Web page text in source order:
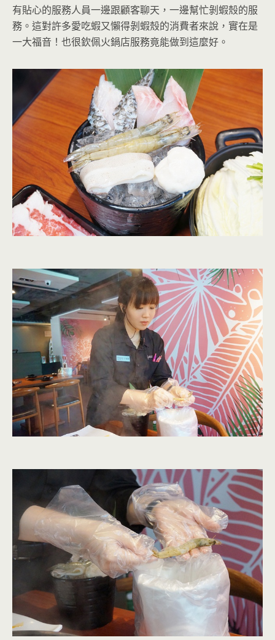
有貼心的服務人員一邊跟顧客聊天，一邊幫忙剝蝦殼的服
務。這對許多愛吃蝦又懶得剝蝦殼的消費者來說，實在是
一大福音！也很欽佩火鍋店服務竟能做到這麼好。